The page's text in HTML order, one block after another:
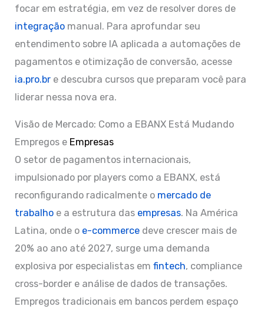
focar em estratégia, em vez de resolver dores de
integração manual. Para aprofundar seu
entendimento sobre IA aplicada a automações de
pagamentos e otimização de conversão, acesse
ia.pro.br e descubra cursos que preparam você para
liderar nessa nova era.
Visão de Mercado: Como a EBANX Está Mudando
Empregos e Empresas
O setor de pagamentos internacionais,
impulsionado por players como a EBANX, está
reconfigurando radicalmente o mercado de
trabalho e a estrutura das empresas. Na América
Latina, onde o e-commerce deve crescer mais de
20% ao ano até 2027, surge uma demanda
explosiva por especialistas emfintech, compliance
cross-border e análise de dados de transações.
Empregos tradicionais em bancos perdem espaço